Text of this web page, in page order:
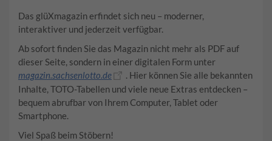
Das glüXmagazin erfindet sich neu – moderner,
interaktiver und jederzeit verfügbar.
Ab sofort finden Sie das Magazin nicht mehr als PDF auf
dieser Seite, sondern in einer digitalen Form unter
magazin.sachsenlotto.de
. Hier können Sie alle bekannten
Inhalte, TOTO-Tabellen und viele neue Extras entdecken –
bequem abrufbar von Ihrem Computer, Tablet oder
Smartphone.
Viel Spaß beim Stöbern!